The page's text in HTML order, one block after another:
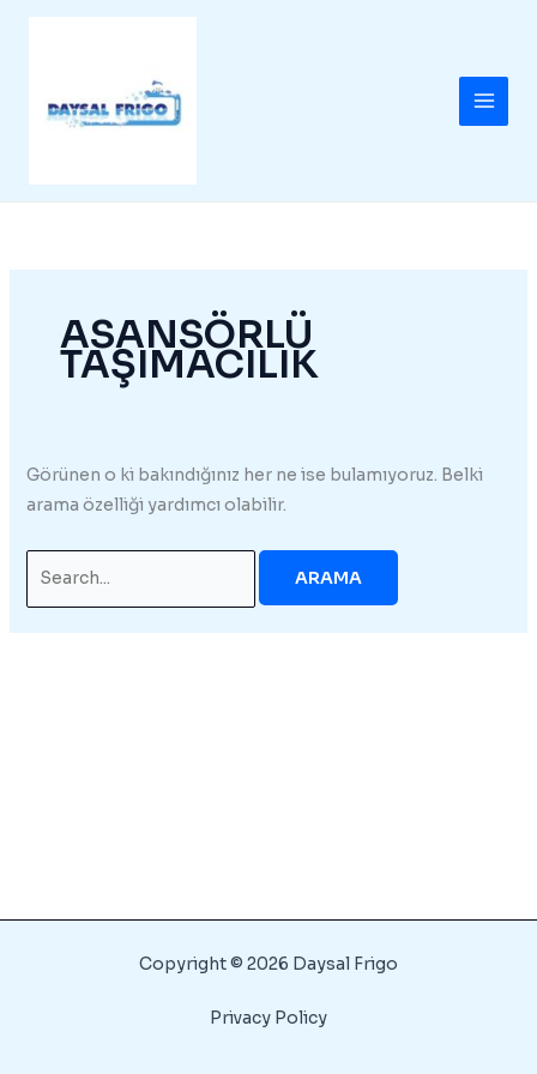
İçeriğe
ASANSÖRLÜ
TAŞIMACILIK
Görünen o ki bakındığınız her ne ise bulamıyoruz. Belki
arama özelliği yardımcı olabilir.
Copyright © 2026 Daysal Frigo
Privacy Policy